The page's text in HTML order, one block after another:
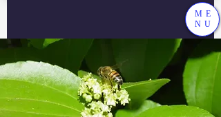
ME
NU